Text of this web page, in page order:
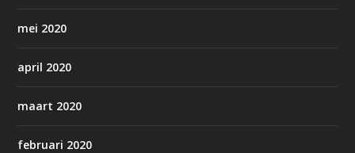
mei 2020
april 2020
maart 2020
februari 2020